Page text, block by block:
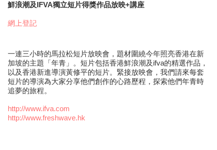
鮮浪潮及IFVA獨立短片得獎作品放映+講座
網上登記
一連三小時的馬拉松短片放映會，題材圍繞今年照亮香港在新
加坡的主題「年青」。短片包括香港鮮浪潮及ifva的精選作品，
以及香港新進導演黃修平的短片。緊接放映會，我們請來每套
短片的導演為大家分享他們創作的心路歷程，探索他們年青時
追夢的旅程。
http://www.ifva.com
http://www.freshwave.hk